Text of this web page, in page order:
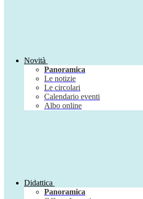
Novità
Panoramica
Le notizie
Le circolari
Calendario eventi
Albo online
Didattica
Panoramica